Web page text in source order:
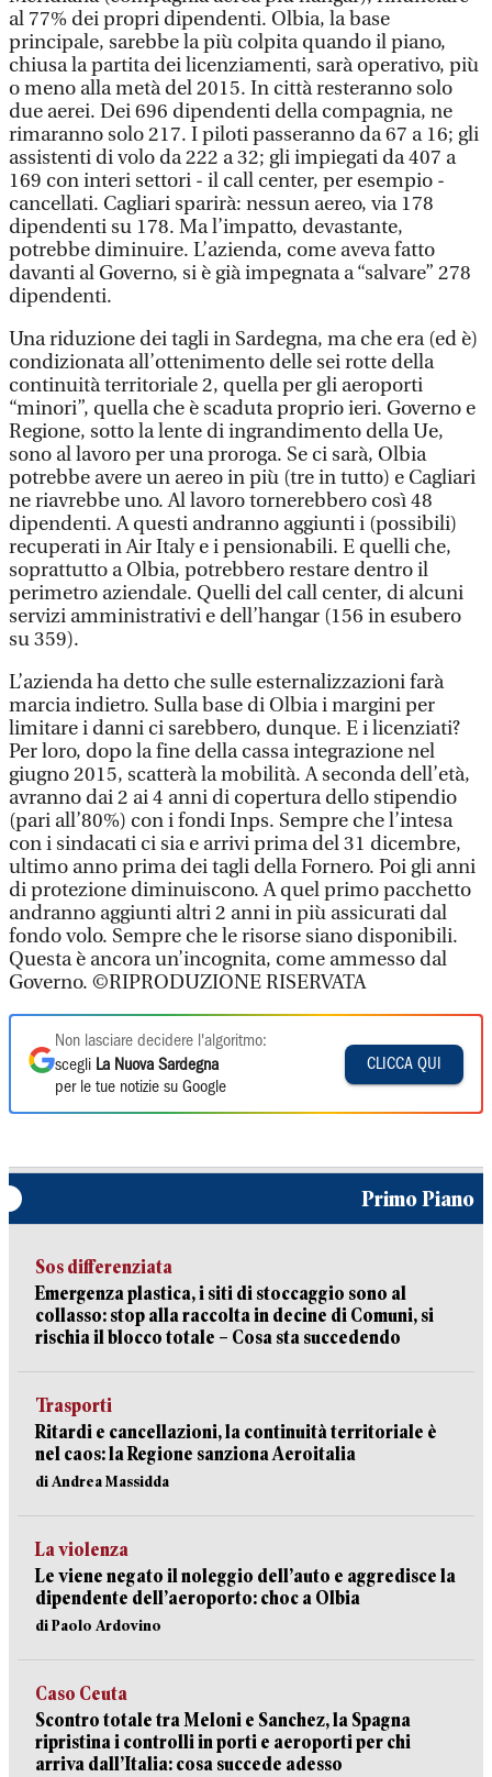
al 77% dei propri dipendenti. Olbia, la base
principale, sarebbe la più colpita quando il piano,
chiusa la partita dei licenziamenti, sarà operativo, più
o meno alla metà del 2015. In città resteranno solo
due aerei. Dei 696 dipendenti della compagnia, ne
rimaranno solo 217. I piloti passeranno da 67 a 16; gli
assistenti di volo da 222 a 32; gli impiegati da 407 a
169 con interi settori - il call center, per esempio -
cancellati. Cagliari sparirà: nessun aereo, via 178
dipendenti su 178. Ma l’impatto, devastante,
potrebbe diminuire. L’azienda, come aveva fatto
davanti al Governo, si è già impegnata a “salvare” 278
dipendenti.
Una riduzione dei tagli in Sardegna, ma che era (ed è)
condizionata all’ottenimento delle sei rotte della
continuità territoriale 2, quella per gli aeroporti
“minori”, quella che è scaduta proprio ieri. Governo e
Regione, sotto la lente di ingrandimento della Ue,
sono al lavoro per una proroga. Se ci sarà, Olbia
potrebbe avere un aereo in più (tre in tutto) e Cagliari
ne riavrebbe uno. Al lavoro tornerebbero così 48
dipendenti. A questi andranno aggiunti i (possibili)
recuperati in Air Italy e i pensionabili. E quelli che,
soprattutto a Olbia, potrebbero restare dentro il
perimetro aziendale. Quelli del call center, di alcuni
servizi amministrativi e dell’hangar (156 in esubero
su 359).
L’azienda ha detto che sulle esternalizzazioni farà
marcia indietro. Sulla base di Olbia i margini per
limitare i danni ci sarebbero, dunque. E i licenziati?
Per loro, dopo la fine della cassa integrazione nel
giugno 2015, scatterà la mobilità. A seconda dell’età,
avranno dai 2 ai 4 anni di copertura dello stipendio
(pari all’80%) con i fondi Inps. Sempre che l’intesa
con i sindacati ci sia e arrivi prima del 31 dicembre,
ultimo anno prima dei tagli della Fornero. Poi gli anni
di protezione diminuiscono. A quel primo pacchetto
andranno aggiunti altri 2 anni in più assicurati dal
fondo volo. Sempre che le risorse siano disponibili.
Questa è ancora un’incognita, come ammesso dal
Governo. ©RIPRODUZIONE RISERVATA
Non lasciare decidere l'algoritmo:
scegli La Nuova Sardegna
per le tue notizie su Google
CLICCA QUI
Primo Piano
Sos differenziata
Emergenza plastica, i siti di stoccaggio sono al
collasso: stop alla raccolta in decine di Comuni, si
rischia il blocco totale – Cosa sta succedendo
Trasporti
Ritardi e cancellazioni, la continuità territoriale è
nel caos: la Regione sanziona Aeroitalia
di Andrea Massidda
La violenza
Le viene negato il noleggio dell’auto e aggredisce la
dipendente dell’aeroporto: choc a Olbia
di Paolo Ardovino
Caso Ceuta
Scontro totale tra Meloni e Sanchez, la Spagna
ripristina i controlli in porti e aeroporti per chi
arriva dall’Italia: cosa succede adesso